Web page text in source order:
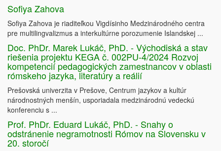
Sofiya Zahova
Sofiya Zahova je riaditeľkou Vigdísinho Medzinárodného centra
pre multilingvalizmus a interkultúrne porozumenie Islandskej ...
Doc. PhDr. Marek Lukáč, PhD. - Východiská a stav
riešenia projektu KEGA č. 002PU-4/2024 Rozvoj
kompetencií pedagogických zamestnancov v oblasti
rómskeho jazyka, literatúry a reálií
Prešovská univerzita v Prešove, Centrum jazykov a kultúr
národnostných menšín, usporiadala medzinárodnú vedeckú
konferenciu s ...
Prof. PhDr. Eduard Lukáč, PhD. - Snahy o
odstránenie negramotnosti Rómov na Slovensku v
20. storočí